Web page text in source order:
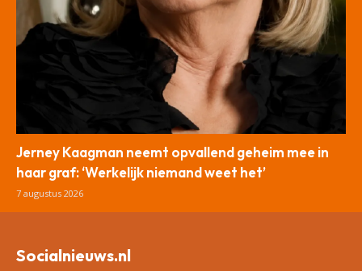
Jerney Kaagman neemt opvallend geheim mee in
haar graf: ‘Werkelijk niemand weet het’
7 augustus 2026
Socialnieuws.nl